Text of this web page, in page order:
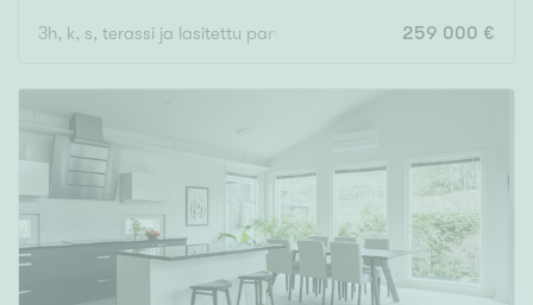
3h, k, s, terassi ja lasitettu parveke 259 000 €